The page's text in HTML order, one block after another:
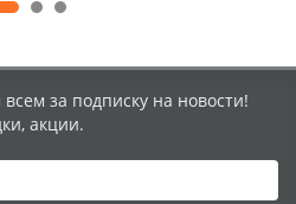
за подписку на новости!
акции.